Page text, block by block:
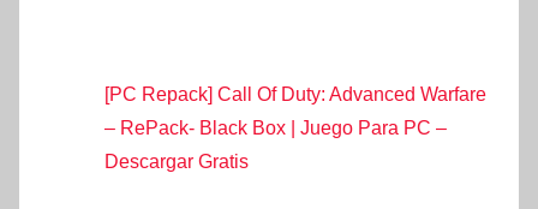
[PC Repack] Call Of Duty: Advanced Warfare
– RePack- Black Box | Juego Para PC –
Descargar Gratis